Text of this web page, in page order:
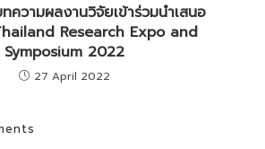
ความผลงานวิจัยเข้าร่วมนำเสนอ
Research Expo and
Symposium 2022
27 April 2022